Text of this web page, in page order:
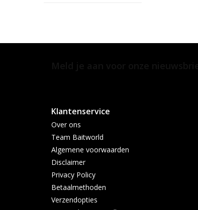
Klantenservice
Over ons
Team Baitworld
Algemene voorwaarden
Disclaimer
Privacy Policy
Betaalmethoden
Verzendopties